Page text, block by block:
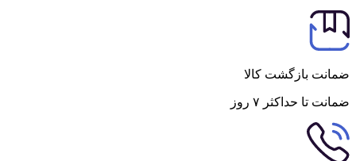
ضمانت بازگشت کالا
ضمانت تا حداکثر ۷ روز